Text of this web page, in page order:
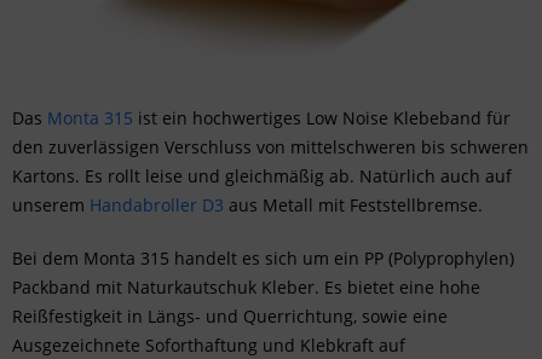
Das Monta 315 ist ein hochwertiges Low Noise Klebeband für
den zuverlässigen Verschluss von mittelschweren bis schweren
Kartons. Es rollt leise und gleichmäßig ab. Natürlich auch auf
unserem Handabroller D3 aus Metall mit Feststellbremse.
Bei dem Monta 315 handelt es sich um ein PP (Polyprophylen)
Packband mit Naturkautschuk Kleber. Es bietet eine hohe
Reißfestigkeit in Längs- und Querrichtung, sowie eine
Ausgezeichnete Soforthaftung und Klebkraft auf